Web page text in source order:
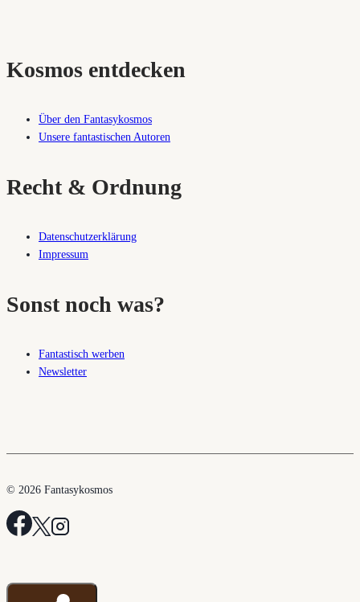
Kosmos entdecken
Über den Fantasykosmos
Unsere fantastischen Autoren
Recht & Ordnung
Datenschutzerklärung
Impressum
Sonst noch was?
Fantastisch werben
Newsletter
© 2026 Fantasykosmos